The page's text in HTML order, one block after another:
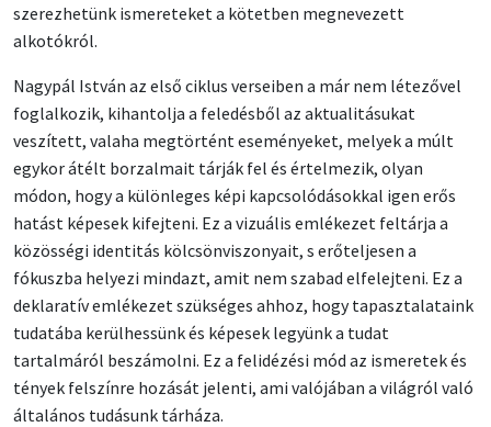
szerezhetünk ismereteket a kötetben megnevezett
alkotókról.
Nagypál István az első ciklus verseiben a már nem létezővel
foglalkozik, kihantolja a feledésből az aktualitásukat
veszített, valaha megtörtént eseményeket, melyek a múlt
egykor átélt borzalmait tárják fel és értelmezik, olyan
módon, hogy a különleges képi kapcsolódásokkal igen erős
hatást képesek kifejteni. Ez a vizuális emlékezet feltárja a
közösségi identitás kölcsönviszonyait, s erőteljesen a
fókuszba helyezi mindazt, amit nem szabad elfelejteni. Ez a
deklaratív emlékezet szükséges ahhoz, hogy tapasztalataink
tudatába kerülhessünk és képesek legyünk a tudat
tartalmáról beszámolni. Ez a felidézési mód az ismeretek és
tények felszínre hozását jelenti, ami valójában a világról való
általános tudásunk tárháza.